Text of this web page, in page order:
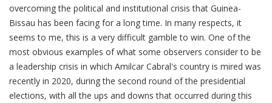
overcoming the political and institutional crisis that Guinea-
Bissau has been facing for a long time. In many respects, it
seems to me, this is a very difficult gamble to win. One of the
most obvious examples of what some observers consider to be
a leadership crisis in which Amilcar Cabral's country is mired was
recently in 2020, during the second round of the presidential
elections, with all the ups and downs that occurred during this